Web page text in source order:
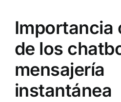
Importancia
de los
mensajería
instantánea